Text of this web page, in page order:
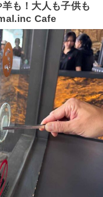
羊も！大人も子供も
Cafe